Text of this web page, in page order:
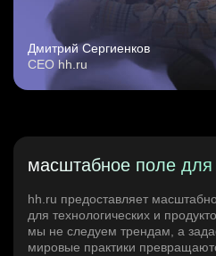
Дмитрий Сергиенков
CEO hh.ru
масштабное поле для
hh.ru предоставляет
для технологических и
мы не следуем трендам, а
мировые практики